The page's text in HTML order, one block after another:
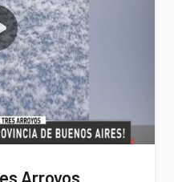
Arroyos